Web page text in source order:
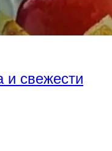
и свежести